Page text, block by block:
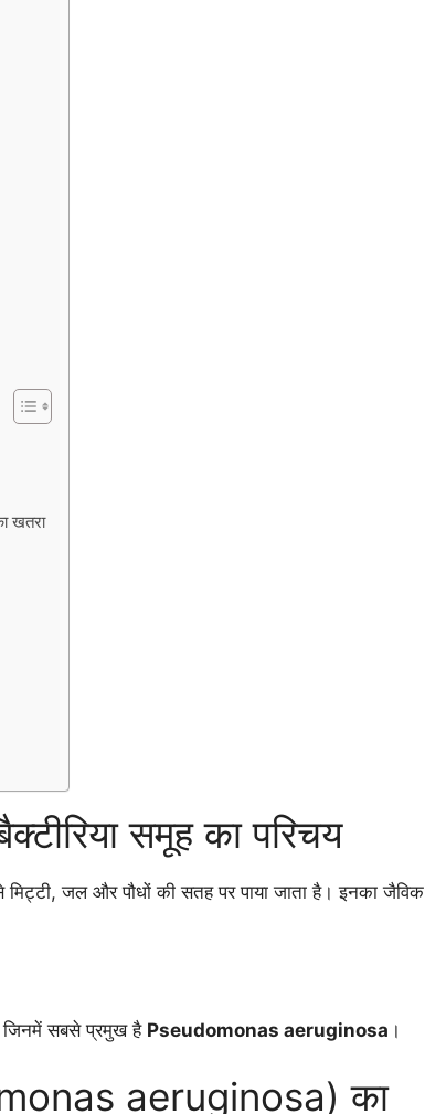
खतरा
समूह का परिचय
जल और पौधों की सतह पर पाया जाता है। इनका जैविक
जिनमें सबसे प्रमुख है Pseudomonas aeruginosa ।
aeruginosa) का